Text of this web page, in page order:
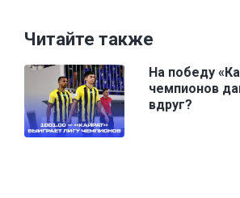
Читайте также
На победу
чемпионов
вдруг?